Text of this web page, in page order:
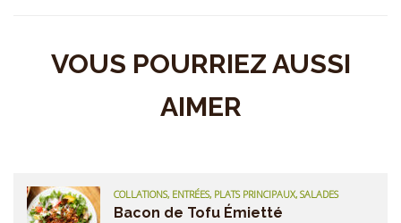
VOUS POURRIEZ AUSSI
AIMER
COLLATIONS, ENTRÉES, PLATS PRINCIPAUX, SALADES
Bacon de Tofu Émietté